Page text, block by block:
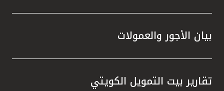
بيان الأجور والعمولات
تقارير بيت التمويل الكويتي